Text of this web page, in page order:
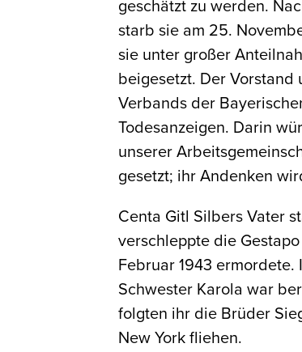
geschätzt zu werden.
starb sie am 25.
sie unter großer
beigesetzt. Der
Verbands der
Todesanzeigen. Darin
unserer
gesetzt; ihr Andenken
Centa Gitl Silbers Vater
verschleppte die
Februar 1943
Schwester Karola war
folgten ihr die Brüder
New York fliehen.